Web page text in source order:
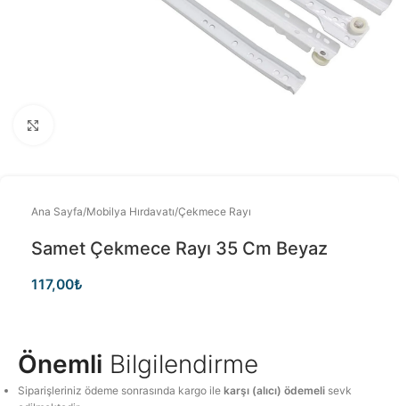
Ana Sayfa/Mobilya Hırdavatı/Çekmece Rayı
Samet Çekmece Rayı 35 Cm Beyaz
117,00₺
Önemli Bilgilendirme
Siparişleriniz ödeme sonrasında kargo ilekarşı (alıcı) ödemeli sevk